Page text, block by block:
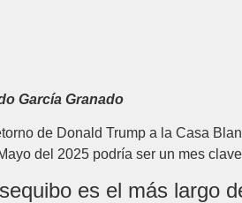
García Granado
de Donald Trump a la Casa
del 2025 podría ser un mes
es el más largo